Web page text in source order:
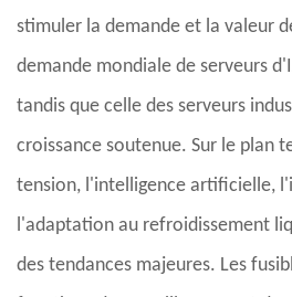
stimuler la demande et la valeur
demande mondiale de serveurs
tandis que celle des serveurs
croissance soutenue. Sur le plan
tension, l'intelligence artificielle,
l'adaptation au refroidissement
des tendances majeures. Les